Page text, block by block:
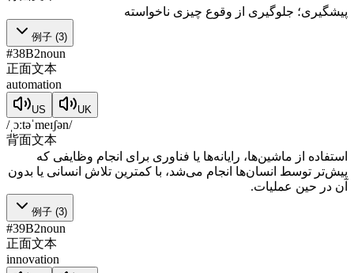
پیشگیری؛ جلوگیری از وقوع چیزی ناخواسته
例子 (3)
#38B2noun
正面文本
automation
US UK
/ˌɔːtəˈmeɪʃən/
背面文本
استفاده از ماشین‌ها، رایانه‌ها یا فناوری برای انجام وظایفی که
پیش‌تر توسط انسان‌ها انجام می‌شد، با کمترین تلاش انسانی یا بدون
آن در حین عملیات.
例子 (3)
#39B2noun
正面文本
innovation